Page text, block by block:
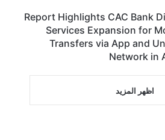
Report Highlights CAC Bank
Services Expansion for
Transfers via App and
Network in
اظهر المزيد